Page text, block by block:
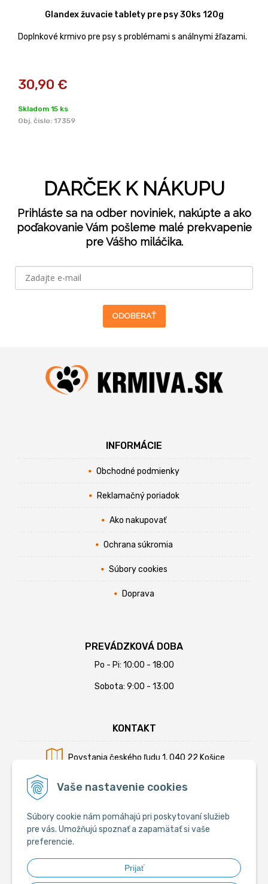
Vaše nastavenie cookies
Súbory cookie nám pomáhajú pri poskytovaní služieb
pre vás. Umožňujú spoznať a zapamätať si vaše
preferencie.
Prijať
Glandex žuvacie tablety pre psy 30ks 120g
Doplnkové krmivo pre psy s problémami s análnymi žľazami.
30,90 €
Skladom 15 ks
Obj. čislo: 17359
DARČEK K NÁKUPU
Prihláste sa na odber noviniek, nakúpte a ako
poďakovanie Vám pošleme malé prekvapenie
pre Vášho miláčika.
ODOBERAŤ
INFORMÁCIE
Obchodné podmienky
Reklamačný poriadok
Ako nakupovať
Ochrana súkromia
Súbory cookies
Doprava
PREVÁDZKOVÁ DOBA
Po - Pi: 10:00 - 18:00
Sobota: 9:00 - 13:00
KONTAKT
Povstania českého ľudu 1, 040 22 Košice
Mobil:+421 902 794 355
E-mail:info@krmiva.sk